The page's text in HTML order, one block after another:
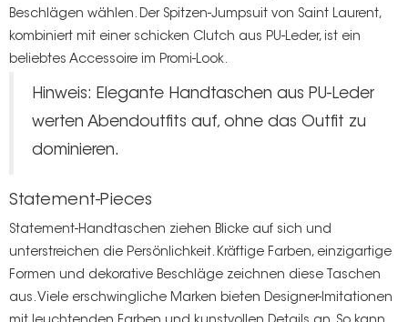
Beschlägen wählen. Der Spitzen-Jumpsuit von Saint Laurent,
kombiniert mit einer schicken Clutch aus PU-Leder, ist ein
beliebtes Accessoire im Promi-Look.
Hinweis: Elegante Handtaschen aus PU-Leder
werten Abendoutfits auf, ohne das Outfit zu
dominieren.
Statement-Pieces
Statement-Handtaschen ziehen Blicke auf sich und
unterstreichen die Persönlichkeit. Kräftige Farben, einzigartige
Formen und dekorative Beschläge zeichnen diese Taschen
aus. Viele erschwingliche Marken bieten Designer-Imitationen